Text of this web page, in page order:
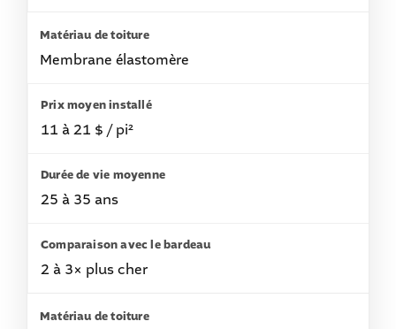
Membrane élastomère
11 à 21 $ / pi²
25 à 35 ans
2 à 3× plus cher